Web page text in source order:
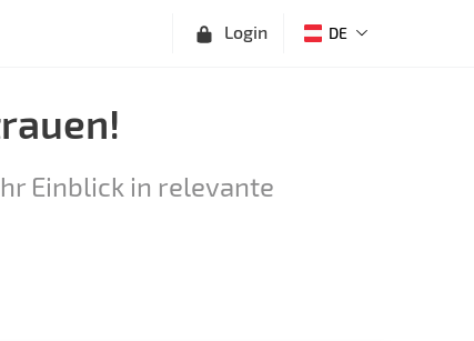
Login DE
Einblick in relevante